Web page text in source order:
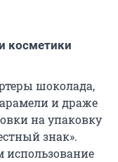
косметики
шоколада,
и драже
на упаковку
знак».
использование